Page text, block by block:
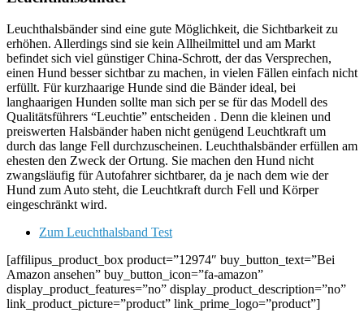
Leuchthalsbänder sind eine gute Möglichkeit, die Sichtbarkeit zu
erhöhen. Allerdings sind sie kein Allheilmittel und am Markt
befindet sich viel günstiger China-Schrott, der das Versprechen,
einen Hund besser sichtbar zu machen, in vielen Fällen einfach nicht
erfüllt. Für kurzhaarige Hunde sind die Bänder ideal, bei
langhaarigen Hunden sollte man sich per se für das Modell des
Qualitätsführers “Leuchtie” entscheiden . Denn die kleinen und
preiswerten Halsbänder haben nicht genügend Leuchtkraft um
durch das lange Fell durchzuscheinen. Leuchthalsbänder erfüllen am
ehesten den Zweck der Ortung. Sie machen den Hund nicht
zwangsläufig für Autofahrer sichtbarer, da je nach dem wie der
Hund zum Auto steht, die Leuchtkraft durch Fell und Körper
eingeschränkt wird.
Zum Leuchthalsband Test
[affilipus_product_box product=”12974″ buy_button_text=”Bei
Amazon ansehen” buy_button_icon=”fa-amazon”
display_product_features=”no” display_product_description=”no”
link_product_picture=”product” link_prime_logo=”product”]